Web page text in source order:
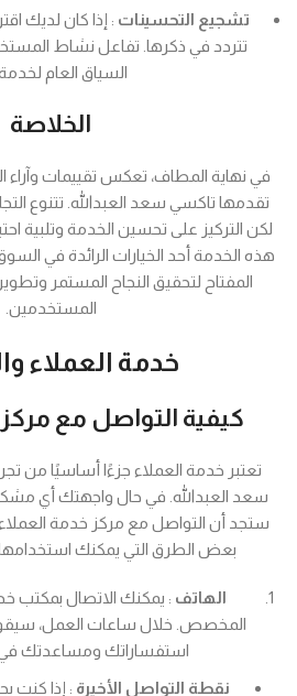
تشجيع التحسينات : إذا كان لديك
تتردد في ذكرها. تفاعل نشاط
السياق العام
الخلاصة
في نهاية المطاف، تعكس تقييمات وآراء
تقدمها تاكسي سعد العبدالله. تتنوع
لكن التركيز على تحسين الخدمة وتلبية
هذه الخدمة أحد الخيارات الرائدة في
المفتاح لتحقيق النجاح المستمر
المستخدمين.
خدمة العملاء
كيفية التواصل مع
تعتبر خدمة العملاء جزءًا أساسيًا من
سعد العبدالله. في حال واجهتك أي
ستجد أن التواصل مع مركز خدمة
بعض الطرق التي يمكنك
الهاتف : يمكنك الاتصال بمكتب
المخصص. خلال ساعات العمل،
استفساراتك ومساعدتك
نقطة التواصل الأخيرة : إذا كنت